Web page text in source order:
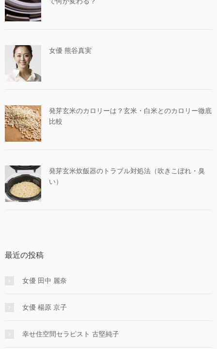
女優 熊谷真実
発芽玄米のカロリーは？玄米・白米とのカロリー徹底
比較
発芽玄米炊飯器のトラブル対処法（吹きこぼれ・臭
い）
最近の投稿
女優 田中 麗奈
女優 楊原 京子
幸せ住空間セラピスト 古堅純子